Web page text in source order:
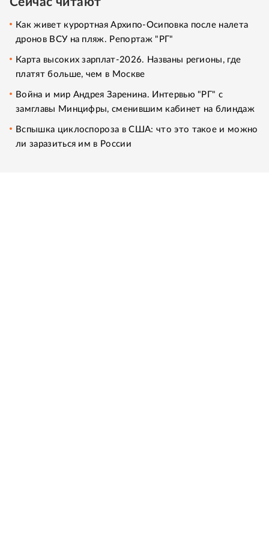
Как живет курортная Архипо-Осиповка после налета
дронов ВСУ на пляж. Репортаж "РГ"
Карта высоких зарплат-2026. Названы регионы, где
платят больше, чем в Москве
Война и мир Андрея Заренина. Интервью "РГ" с
замглавы Минцифры, сменившим кабинет на блиндаж
Вспышка циклоспороза в США: что это такое и можно
ли заразиться им в России